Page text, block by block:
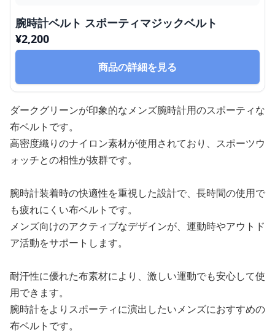
腕時計ベルト スポーティマジックベルト
¥2,200
商品の詳細を見る
ダークグリーンが印象的なメンズ腕時計用のスポーティな
布ベルトです。
高密度織りのナイロン素材が使用されており、スポーツウ
ォッチとの相性が抜群です。
腕時計装着時の快適性を重視した設計で、長時間の使用で
も疲れにくい布ベルトです。
メンズ向けのアクティブなデザインが、運動時やアウトド
ア活動をサポートします。
耐汗性に優れた布素材により、激しい運動でも安心して使
用できます。
腕時計をよりスポーティに演出したいメンズにおすすめの
布ベルトです。